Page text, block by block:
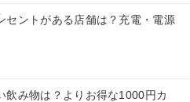
セントがある店舗は？充電・電源
飲み物は？よりお得な1000円カ